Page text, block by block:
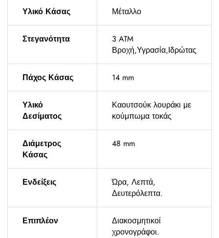
Υλικό Κάσας Μέταλλο
Στεγανότητα
3 ATM
Βροχή,Υγρασία,Ιδρώτας
Πάχος Κάσας 14 mm
Υλικό
Δεσίματος
Καουτσούκ λουράκι με
κούμπωμα τοκάς
Διάμετρος
Κάσας
48 mm
Ενδείξεις
Ώρα, Λεπτά,
Δευτερόλεπτα.
Επιπλέον
Διακοσμητικοί
χρονογράφοι.